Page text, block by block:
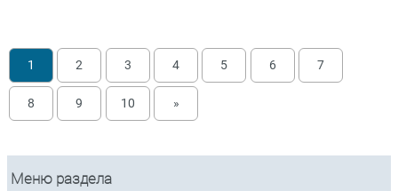
1 2 3 4 5 6 7
8 9 10 »
Меню раздела